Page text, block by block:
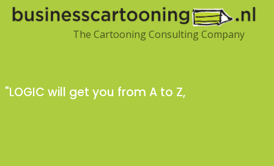
The Cartooning Consulting Company
"LOGIC will get you fro